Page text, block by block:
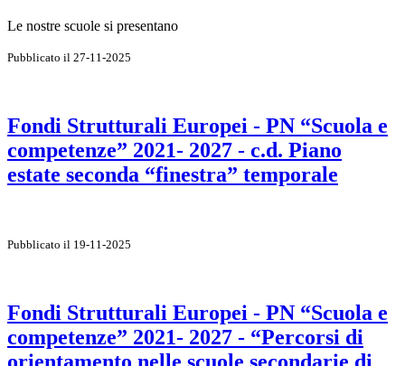
Le nostre scuole si presentano
Pubblicato il 27-11-2025
Fondi Strutturali Europei - PN “Scuola e
competenze” 2021- 2027 - c.d. Piano
estate seconda “finestra” temporale
Pubblicato il 19-11-2025
Fondi Strutturali Europei - PN “Scuola e
competenze” 2021- 2027 - “Percorsi di
orientamento nelle scuole secondarie di